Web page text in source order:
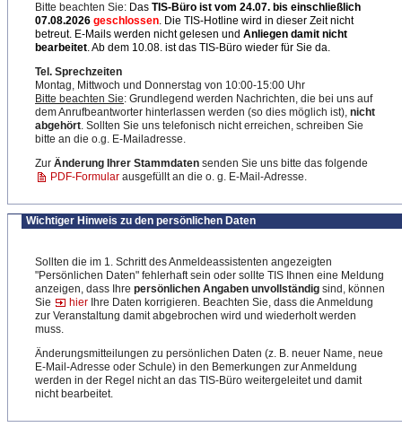
Bitte beachten Sie: Das TIS-Büro ist vom 24.07. bis einschließlich
07.08.2026 geschlossen. Die TIS-Hotline wird in dieser Zeit nicht
betreut. E-Mails werden nicht gelesen und Anliegen damit nicht
bearbeitet. Ab dem 10.08. ist das TIS-Büro wieder für Sie da.
Tel. Sprechzeiten
Montag, Mittwoch und Donnerstag von 10:00-15:00 Uhr
Bitte beachten Sie: Grundlegend werden Nachrichten, die bei uns auf
dem Anrufbeantworter hinterlassen werden (so dies möglich ist), nicht
abgehört. Sollten Sie uns telefonisch nicht erreichen, schreiben Sie
bitte an die o.g. E-Mailadresse.
Zur Änderung Ihrer Stammdaten senden Sie uns bitte das folgende
PDF-Formular ausgefüllt an die o. g. E-Mail-Adresse.
Wichtiger Hinweis zu den persönlichen Daten
Sollten die im 1. Schritt des Anmeldeassistenten angezeigten
"Persönlichen Daten" fehlerhaft sein oder sollte TIS Ihnen eine Meldung
anzeigen, dass Ihre persönlichen Angaben unvollständig sind, können
Sie
hier Ihre Daten korrigieren. Beachten Sie, dass die Anmeldung
zur Veranstaltung damit abgebrochen wird und wiederholt werden
muss.
Änderungsmitteilungen zu persönlichen Daten (z. B. neuer Name, neue
E-Mail-Adresse oder Schule) in den Bemerkungen zur Anmeldung
werden in der Regel nicht an das TIS-Büro weitergeleitet und damit
nicht bearbeitet.